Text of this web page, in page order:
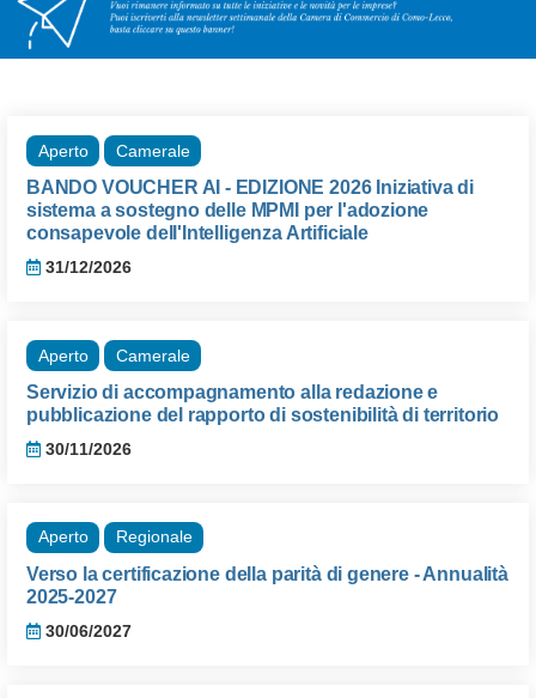
Aperto Camerale
BANDO VOUCHER AI - EDIZIONE 2026 Iniziativa di
sistema a sostegno delle MPMI per l'adozione
consapevole dell'Intelligenza Artificiale
31/12/2026
Aperto Camerale
Servizio di accompagnamento alla redazione e
pubblicazione del rapporto di sostenibilità di territorio
30/11/2026
Aperto Regionale
Verso la certificazione della parità di genere - Annualità
2025-2027
30/06/2027